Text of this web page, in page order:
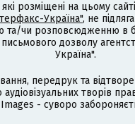
які розміщені на цьому
Україна", не
та/чи розповсюдженню в
дозволу
Україна".
передрук та
аудіовізуальних творів
Images - суворо